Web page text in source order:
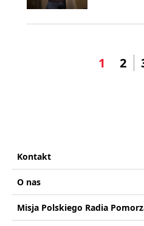
1 2
Kontakt
O nas
Misja Polskiego Radia